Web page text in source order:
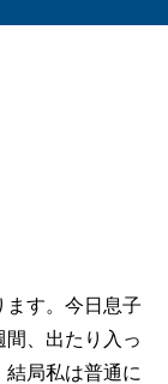
ます。今日息子
、出たり入っ
局私は普通に